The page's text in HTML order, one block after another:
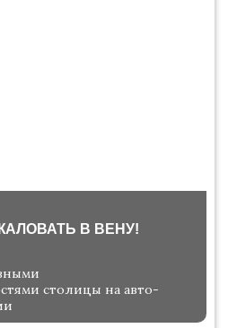
В ВЕНУ!
столицы на авто-